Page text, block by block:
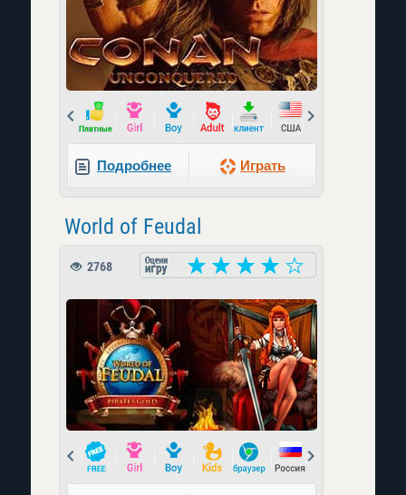
Prev
Подробнее Играть
World of Feudal
2768
Prev